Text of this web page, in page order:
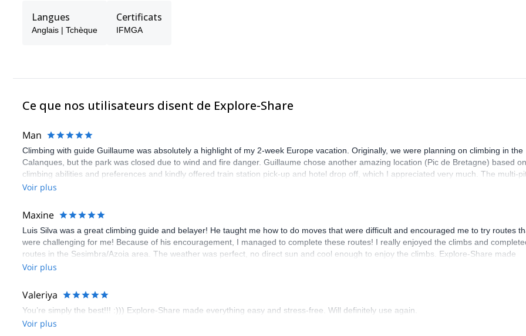
l'assurance voyage, y compris l'assurance annulation de voyage.
LE PRIX NE COMPREND PAS :
le temps supplémentaire d'héli-ski. (en cas d'épuisement des heures prépayées dans le forfait acheté).
Langues
Anglais | Tchèque
Certificats
IFMGA
Ce que nos utilisateurs disent de Explore-Share
Man
Climbing with guide Guillaume was absolutely a highlight of my 2-week Europe vacation. Originally, we were planning on climbing in the
Calanques, but the park was closed due to wind and fire danger. Guillaume chose another amazing location (Pic de Bretagne) based
climbing abilities and preferences and kindly offered train station pick-up and hotel drop off, which I appreciated very much. The multi-
route we did was not only fun but also the right amount of challenge, which I thoroughly enjoyed. The communication from the team
Voir plus
Maxine
Luis Silva was a great climbing guide and belayer! He taught me how to do moves that were difficult and encouraged me to try routes
were challenging for me! Because of his encouragement, I managed to complete these routes! I really enjoyed the climbs and
routes in the Sesimbra/Azoia area. The weather was perfect, no direct sun and cool enough to enjoy the climbs. Explore-Share made
booking an outdoor climbing experience in Lisbon extremely easy. Luis, our guide, was fantastic, and the platform’s organization was
Voir plus
Valeriya
You’re simply the best!!! :))) Explore-Share made everything easy and stress-free. Will definitely use again.
Voir plus